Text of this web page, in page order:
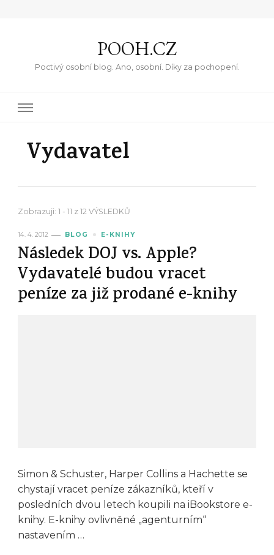
POOH.CZ
Poctivý osobní blog. Ano, osobní. Díky za pochopení.
Vydavatel
Zobrazuji: 1 - 11 z 12 VÝSLEDKŮ
14. 4. 2012 BLOG E-KNIHY
Následek DOJ vs. Apple?
Vydavatelé budou vracet
peníze za již prodané e-knihy
Simon & Schuster, Harper Collins a Hachette se
chystají vracet peníze zákazníků, kteří v
posledních dvou letech koupili na iBookstore e-
knihy. E-knihy ovlivněné „agenturním“
nastavením …